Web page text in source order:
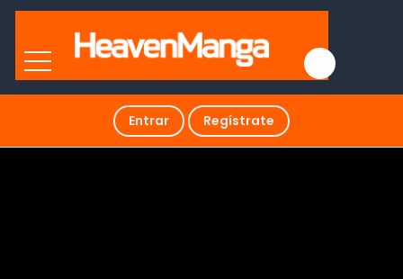
Entrar Regístrate